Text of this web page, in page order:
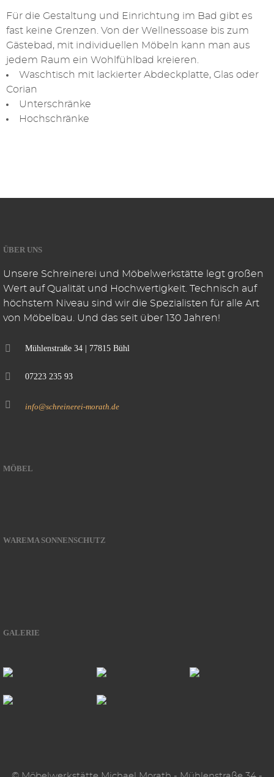
Für die Gestaltung und Einrichtung im Bad gibt es
fast keine Grenzen. Von der Wellnessoase bis zum
Gästebad, mit individuellen Möbeln kann man aus
jedem Raum ein Wohlfühlbad kreieren.
Waschtisch mit lackierter Abdeckplatte, Glas oder
Corian
Unterschränke
Hochschränke
ÜBER UNS
Unsere Schreinerei und Möbelwerkstätte legt großen
Wert auf Qualität und Hochwertigkeit. Technisch auf
höchstem Niveau sind wir die Spezialisten für alle Art
von Möbelbau. Und das seit über 130 Jahren!
Mühlenstraße 34 | 77815 Bühl
07223 235 93
info@schreinerei-morath.de
MÖBEL
WAREMA SONNENSCHUTZ
GALERIE